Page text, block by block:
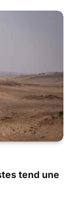
tend une